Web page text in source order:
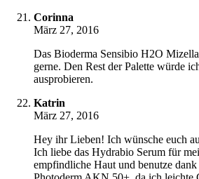
Corinna
März 27, 2016
Das Bioderma Sensibio H2O
gerne. Den Rest der Palette würde
ausprobieren.
Katrin
März 27, 2016
Hey ihr Lieben! Ich wünsche euch
Ich liebe das Hydrabio Serum für
empfindliche Haut und benutze